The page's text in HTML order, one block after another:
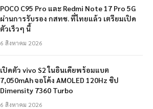
POCO C95 Pro และ Redmi Note 17 Pro 5G
ผ่านการรับรอง กสทช. ที่ไทยแล้ว เตรียมเปิด
ตัวเร็วๆ นี้
6 สิงหาคม 2026
เปิดตัว vivo S2 ในอินเดียพร้อมแบต
7,050mAh จอโค้ง AMOLED 120Hz ชิป
Dimensity 7360 Turbo
6 สิงหาคม 2026